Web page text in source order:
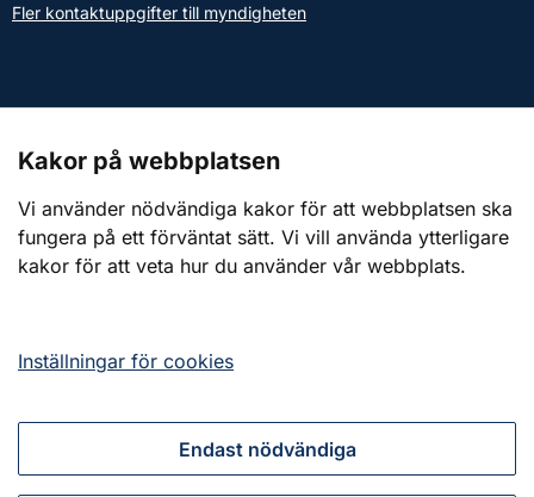
Fler kontaktuppgifter till myndigheten
Webbplatsen
Om webbplatsen
Kakor på webbplatsen
Vi använder nödvändiga kakor för att webbplatsen ska
fungera på ett förväntat sätt. Vi vill använda ytterligare
kakor för att veta hur du använder vår webbplats.
Inställningar för cookies
Endast nödvändiga